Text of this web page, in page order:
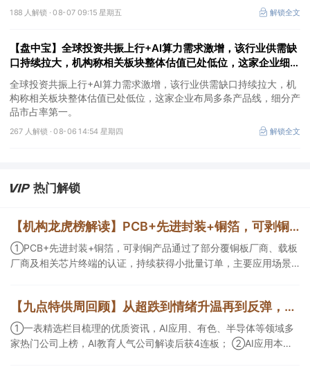
188 人解锁 ·08-07 09:15 星期五 解锁全文
【盘中宝】全球投资共振上行+AI算力需求激增，该行业供需缺
口持续拉大，机构称相关板块整体估值已处低位，这家企业细分
产品市占率第一
全球投资共振上行+AI算力需求激增，该行业供需缺口持续拉大，机
构称相关板块整体估值已处低位，这家企业布局多条产品线，细分产
品市占率第一。
267 人解锁 ·08-06 14:54 星期四 解锁全文
热门解锁
【机构龙虎榜解读】PCB+先进封装+铜箔，可剥铜产品通过了部分覆铜板厂商、载板厂商及相关芯片终端的认证，持续获得小批量订单，主要应用场景包括芯片封装光模块用PCB，机构大额净买入这家公司
①PCB+先进封装+铜箔，可剥铜产品通过了部分覆铜板厂商、载板
厂商及相关芯片终端的认证，持续获得小批量订单，主要应用场景
等方面具有丰富经验，具备承接细胞与基因治疗产品商业化受托生
产的合规资质，这家公司获净买入。
【九点特供周回顾】从超跌到情绪升温再到反弹，栏目梳理AI应用题材逻辑，AI教育人气公司解读后获4连板
①一表精选栏目梳理的优质资讯，AI应用、有色、半导体等领域多
家热门公司上榜，AI教育人气公司解读后获4连板； ②AI应用本周